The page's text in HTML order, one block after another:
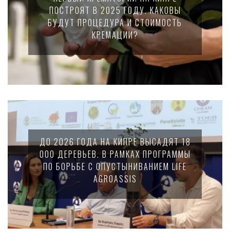
ПОСТРОЯТ В 2025 ГОДУ. КАКОВЫ
БУДУТ ПРОЦЕДУРА И СТОИМОСТЬ
КРЕМАЦИИ?
ДО 2026 ГОДА НА КИПРЕ ВЫСАДЯТ 18
000 ДЕРЕВЬЕВ. В РАМКАХ ПРОГРАММЫ
ПО БОРЬБЕ С ОПУСТЫНИВАНИЕМ LIFE
AGROASSIS